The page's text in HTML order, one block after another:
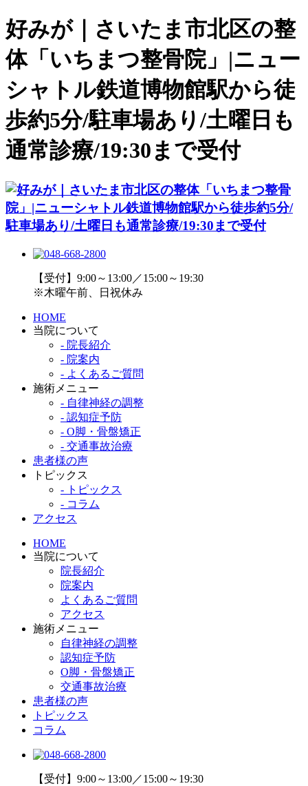
好みが｜さいたま市北区の整
体「いちまつ整骨院」|ニュー
シャトル鉄道博物館駅から徒
歩約5分/駐車場あり/土曜日も
通常診療/19:30まで受付
【受付】9:00～13:00／15:00～19:30
※木曜午前、日祝休み
HOME
当院について
- 院長紹介
- 院案内
- よくあるご質問
施術メニュー
- 自律神経の調整
- 認知症予防
- O脚・骨盤矯正
- 交通事故治療
患者様の声
トピックス
- トピックス
- コラム
アクセス
HOME
当院について
院長紹介
院案内
よくあるご質問
アクセス
施術メニュー
自律神経の調整
認知症予防
O脚・骨盤矯正
交通事故治療
患者様の声
トピックス
コラム
【受付】9:00～13:00／15:00～19:30